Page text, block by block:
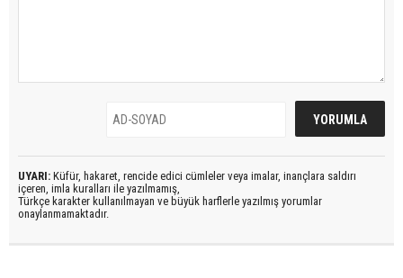
UYARI: Küfür, hakaret, rencide edici cümleler veya imalar, inançlara saldırı
içeren, imla kuralları ile yazılmamış,
Türkçe karakter kullanılmayan ve büyük harflerle yazılmış yorumlar
onaylanmamaktadır.